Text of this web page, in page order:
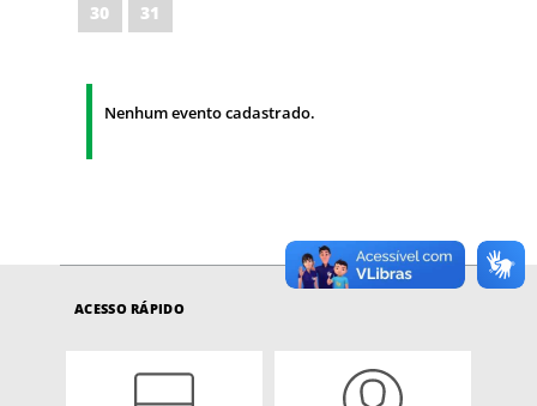
30
31
Nenhum evento cadastrado.
ACESSO RÁPIDO